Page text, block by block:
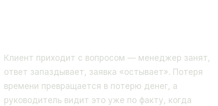
Клиент приходит с вопросом — менеджер занят,
ответ запаздывает, заявка «остывает». Потеря
времени превращается в потерю денег, а
руководитель видит это уже по факту, когда